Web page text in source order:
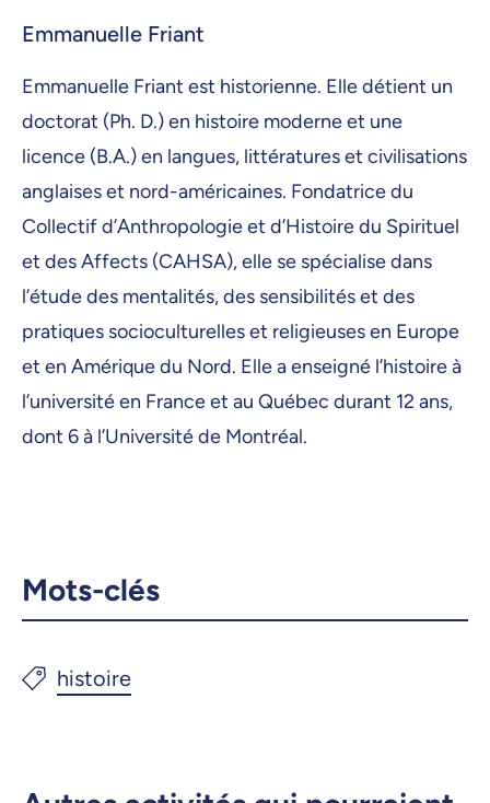
Emmanuelle Friant
Emmanuelle Friant est historienne. Elle détient un
doctorat (Ph. D.) en histoire moderne et une
licence (B.A.) en langues, littératures et civilisations
anglaises et nord-américaines. Fondatrice du
Collectif d’Anthropologie et d’Histoire du Spirituel
et des Affects (CAHSA), elle se spécialise dans
l’étude des mentalités, des sensibilités et des
pratiques socioculturelles et religieuses en Europe
et en Amérique du Nord. Elle a enseigné l’histoire à
l’université en France et au Québec durant 12 ans,
dont 6 à l’Université de Montréal.
Mots-clés